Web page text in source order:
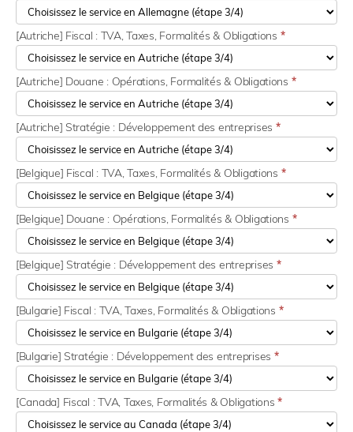
[Autriche] Fiscal : TVA, Taxes, Formalités & Obligations *
[Autriche] Douane : Opérations, Formalités & Obligations *
[Autriche] Stratégie : Développement des entreprises *
[Belgique] Fiscal : TVA, Taxes, Formalités & Obligations *
[Belgique] Douane : Opérations, Formalités & Obligations *
[Belgique] Stratégie : Développement des entreprises *
[Bulgarie] Fiscal : TVA, Taxes, Formalités & Obligations *
[Bulgarie] Stratégie : Développement des entreprises *
[Canada] Fiscal : TVA, Taxes, Formalités & Obligations*